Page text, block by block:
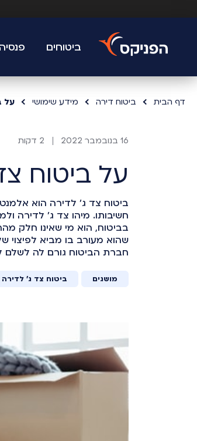
ביטוחים
דף הבית ביטוח דירה מידע שימושי על
16 בנובמבר 2022 2 דקות
על ביטוח
ביטוח צד ג' לדירה הוא
חשיבותו. מיהו צד ג' לדירה
בביטוח, הוא מי שאינו חלק
שהוא מעורב בו מביא לפיצוי
חברת הביטוח גורם לה לשלם
מושגים ביטוח צד ג' לדירה